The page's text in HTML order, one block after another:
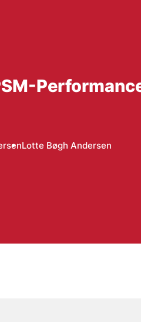
Lotte Bøgh Andersen